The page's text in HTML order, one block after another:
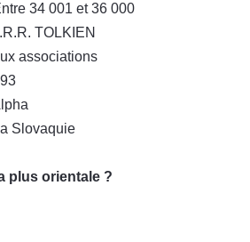
34 001 et 36 000
TOLKIEN
associations
Slovaquie
plus orientale ?